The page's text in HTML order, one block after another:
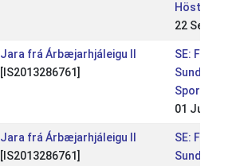
Höst
22 Sep
Jara frá Árbæjarhjáleigu II
[IS2013286761]
SE: Fengur-
Sundabakki
Sport WR 1
01 Jun
Jara frá Árbæjarhjáleigu II
[IS2013286761]
SE: Fengur-
Sundabakki